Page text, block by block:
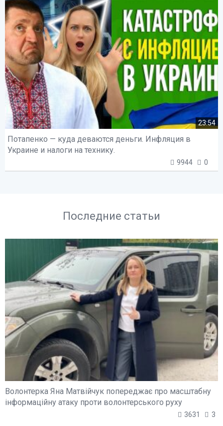
23:54
Потапенко — куда деваются деньги. Инфляция в
Украине и налоги на технику.
9944 0
Последние статьи
Волонтерка Яна Матвійчук попереджає про масштабну
інформаційну атаку проти волонтерського руху
3631 3